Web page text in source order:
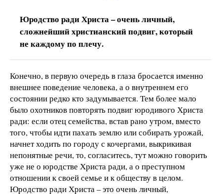
Юродство ради Христа – очень личный,
сложнейший христианский подвиг, который
не каждому по плечу.
Конечно, в первую очередь в глаза бросается именно
внешнее поведение человека, а о внутреннем его
состоянии редко кто задумывается. Тем более мало
было охотников повторять подвиг юродивого Христа
ради: если отец семейства, встав рано утром, вместо
того, чтобы идти пахать землю или собирать урожай,
начнет ходить по городу с кочергами, выкрикивая
непонятные речи, то, согласитесь, тут можно говорить
уже не о юродстве Христа ради, а о преступном
отношении к своей семье и к обществу в целом.
Юродство ради Христа – это очень личный,